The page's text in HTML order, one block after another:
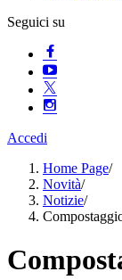
Seguici su
Accedi
Home Page/
Novità/
Notizie/